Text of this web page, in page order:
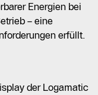
Energien bei
– eine
erfüllt.
der Logamatic